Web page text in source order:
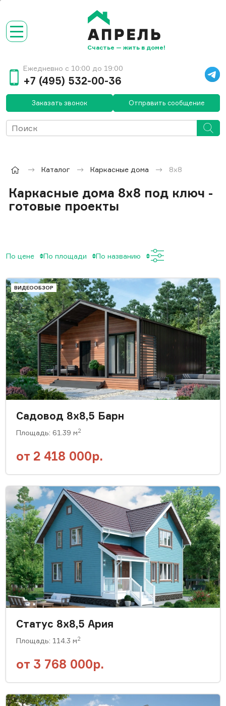
Счастье — жить в доме!
Ежедневно с 10:00 до 19:00
+7 (495) 532-00-36
Заказать звонок Отправить сообщение
Каталог Каркасные дома 8x8
Каркасные дома 8x8 под ключ -
готовые проекты
По цене По площади По названию
ВИДЕООБЗОР
Садовод 8х8,5 Барн
Площадь: 61.39 м2
от 2 418 000р.
Статус 8х8,5 Ария
Площадь: 114.3 м2
от 3 768 000р.